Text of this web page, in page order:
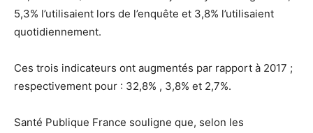
5,3% l’utilisaient lors de l’enquête et 3,8% l’utilisaient
quotidiennement.
Ces trois indicateurs ont augmentés par rapport à 2017 ;
respectivement pour : 32,8% , 3,8% et 2,7%.
Santé Publique France souligne que, selon les